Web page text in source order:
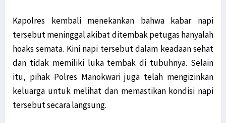
Kapolres kembali menekankan bahwa kabar napi
tersebut meninggal akibat ditembak petugas hanyalah
hoaks semata. Kini napi tersebut dalam keadaan sehat
dan tidak memiliki luka tembak di tubuhnya. Selain
itu, pihak Polres Manokwari juga telah mengizinkan
keluarga untuk melihat dan memastikan kondisi napi
tersebut secara langsung.